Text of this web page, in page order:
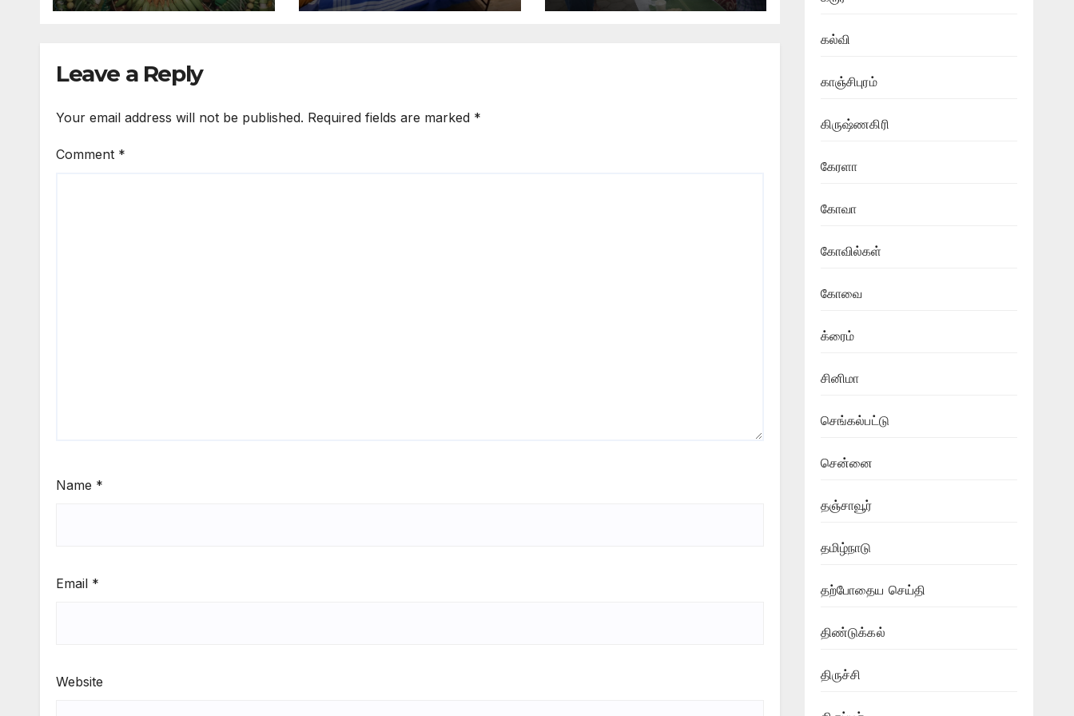
முகாம்
மற்றும் தேர்த்திருவிழா
Leave a Reply
Your email address will not be published. Required fields are marked *
Comment *
Name *
Email *
Website
கல்வி
காஞ்சிபுரம்
கிருஷ்ணகிரி
கேரளா
கோவா
கோவில்கள்
கோவை
க்ரைம்
சினிமா
செங்கல்பட்டு
சென்னை
தஞ்சாவூர்
தமிழ்நாடு
தற்போதைய செய்தி
திண்டுக்கல்
திருச்சி